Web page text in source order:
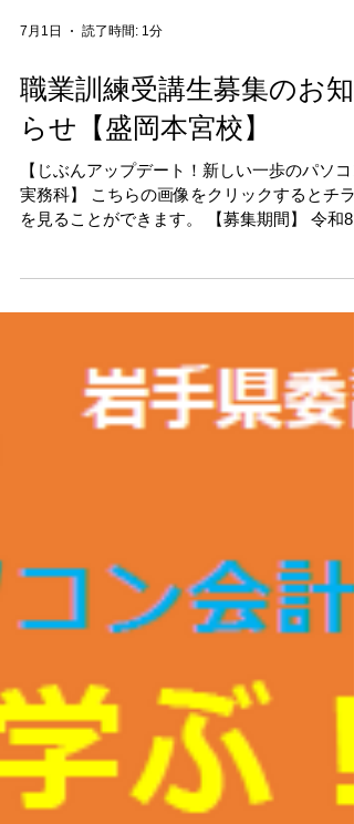
職業訓練受講生募集のお知
らせ【盛岡本宮校】
【じぶんアップデート！新しい一歩のパソコ
7月13日(月)～令和8年8月20日(木) 【訓練期間
令和8年9月10日(木)～令和8年12月9日(水) 説
介など 、疑問・質問にお答えします。 【会
場】 ノーティ盛岡本宮校 【開催日】 ①7 月23
日（木）14:00～15:30 ②7 月29 日（水）10:00